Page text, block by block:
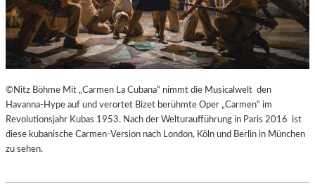
©Nitz Böhme Mit „Carmen La Cubana“ nimmt die Musicalwelt den
Havanna-Hype auf und verortet Bizet berühmte Oper „Carmen“ im
Revolutionsjahr Kubas 1953. Nach der Welturaufführung in Paris 2016 ist
diese kubanische Carmen-Version nach London, Köln und Berlin in München
zu sehen.